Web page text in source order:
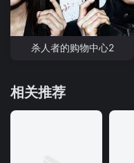
杀人者的购物中心2
相关推荐